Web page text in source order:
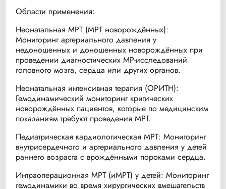
Области применения:
Неонатальная МРТ (МРТ новорождённых):
Мониторинг артериального давления у
недоношенных и доношенных новорождённых при
проведении диагностических МР-исследований
головного мозга, сердца или других органов.
Неонатальная интенсивная терапия (ОРИТН):
Гемодинамический мониторинг критических
новорождённых пациентов, которые по медицинским
показаниям требуют проведения МРТ.
Педиатрическая кардиологическая МРТ: Мониторинг
внутрисердечного и артериального давления у детей
раннего возраста с врождёнными пороками сердца.
Интраоперационная МРТ (иМРТ) у детей: Мониторинг
гемодинамики во время хирургических вмешательств